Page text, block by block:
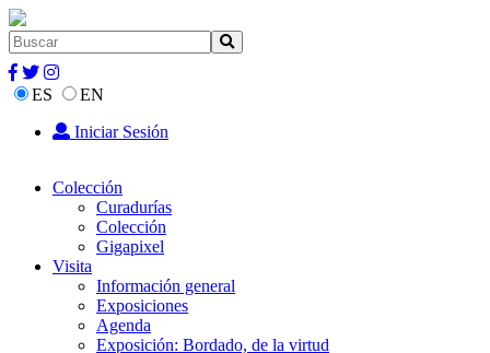
ES
EN
Iniciar Sesión
Colección
Curadurías
Colección
Gigapixel
Visita
Información general
Exposiciones
Agenda
Exposición: Bordado, de la virtud